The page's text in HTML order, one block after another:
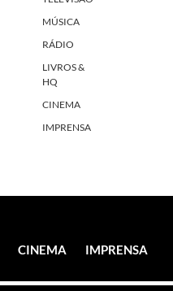
MÚSICA
RÁDIO
LIVROS &
HQ
CINEMA
IMPRENSA
CINEMA IMPRENSA